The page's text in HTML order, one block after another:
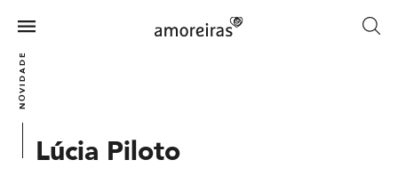
main
content
Menu
NOVIDADES
Lúcia Piloto